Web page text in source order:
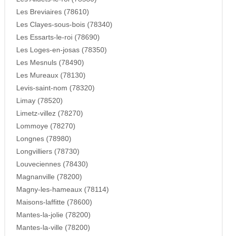
Les Breviaires (78610)
Les Clayes-sous-bois (78340)
Les Essarts-le-roi (78690)
Les Loges-en-josas (78350)
Les Mesnuls (78490)
Les Mureaux (78130)
Levis-saint-nom (78320)
Limay (78520)
Limetz-villez (78270)
Lommoye (78270)
Longnes (78980)
Longvilliers (78730)
Louveciennes (78430)
Magnanville (78200)
Magny-les-hameaux (78114)
Maisons-laffitte (78600)
Mantes-la-jolie (78200)
Mantes-la-ville (78200)